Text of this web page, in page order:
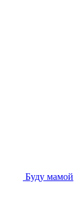
Буду мамой